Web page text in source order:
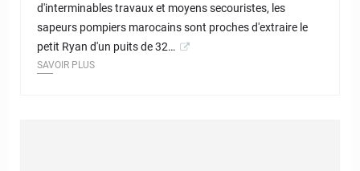
d'interminables travaux et moyens secouristes, les
sapeurs pompiers marocains sont proches d'extraire le
petit Ryan d'un puits de 32…
SAVOIR PLUS